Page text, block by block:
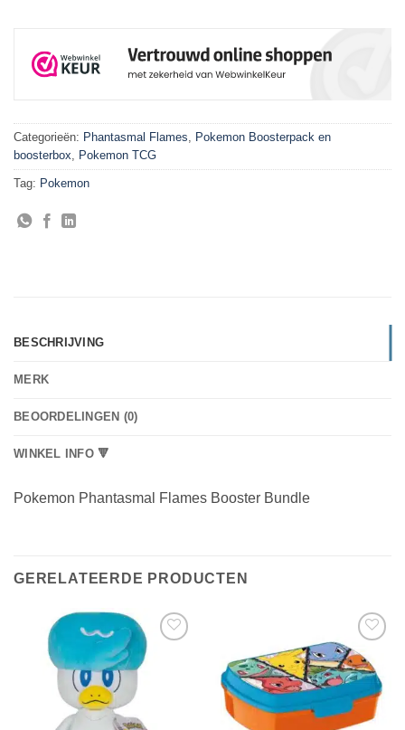
Categorieën: Phantasmal Flames, Pokemon Boosterpack en
boosterbox, Pokemon TCG
Tag: Pokemon
BESCHRIJVING
MERK
BEOORDELINGEN (0)
WINKEL INFO 🔻
Pokemon Phantasmal Flames Booster Bundle
GERELATEERDE PRODUCTEN